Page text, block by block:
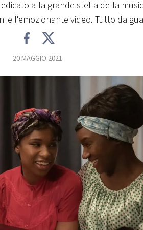
alla grande stella della
e l'emozionante video. Tutto da
20 MAGGIO 2021